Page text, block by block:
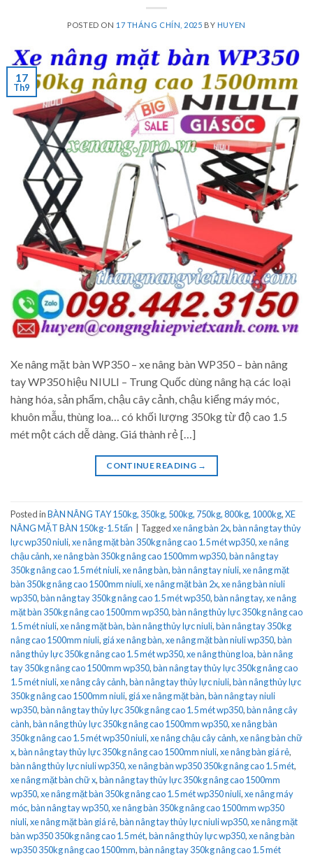
POSTED ON 17 THÁNG CHÍN, 2025 BY HUYEN
17
Th9
Xe nâng mặt bàn WP350 – xe nâng bàn WP350 – bàn nâng
tay WP350 hiệu NIULI – Trung Quốc dùng nâng hạ các loại
hàng hóa, sản phẩm, chậu cây cảnh, chậu kiểng máy móc,
khuôn mẫu, thùng loa… có khối lượng 350kg từ độ cao 1.5
mét một cách dễ dàng. Giá thành rẻ […]
CONTINUE READING →
Posted inBÀN NÂNG TAY 150kg, 350kg, 500kg, 750kg, 800kg, 1000kg,XE
NÂNG MẶT BÀN 150kg-1.5 tấn
Taggedxe nâng bàn 2x,bàn nâng tay thủy
lực wp350 niuli,xe nâng mặt bàn 350kg nâng cao 1.5 mét wp350,xe nâng
chậu cảnh,xe nâng bàn 350kg nâng cao 1500mm wp350,bàn nâng tay
350kg nâng cao 1.5 mét niuli,xe nâng bàn,bàn nâng tay niuli,xe nâng mặt
bàn 350kg nâng cao 1500mm niuli,xe nâng mặt bàn 2x,xe nâng bàn niuli
wp350,bàn nâng tay 350kg nâng cao 1.5 mét wp350,bàn nâng tay,xe nâng
mặt bàn 350kg nâng cao 1500mm wp350,bàn nâng thủy lực 350kg nâng cao
1.5 mét niuli,xe nâng mặt bàn,bàn nâng thủy lực niuli,bàn nâng tay 350kg
nâng cao 1500mm niuli, giá xe nâng bàn,xe nâng mặt bàn niuli wp350,bàn
nâng thủy lực 350kg nâng cao 1.5 mét wp350,xe nâng thùng loa,bàn nâng
tay 350kg nâng cao 1500mm wp350,bàn nâng tay thủy lực 350kg nâng cao
1.5 mét niuli,xe nâng cây cảnh,bàn nâng tay thủy lực niuli,bàn nâng thủy lực
350kg nâng cao 1500mm niuli, giá xe nâng mặt bàn,bàn nâng tay niuli
wp350,bàn nâng tay thủy lực 350kg nâng cao 1.5 mét wp350,bàn nâng cây
cành,bàn nâng thủy lực 350kg nâng cao 1500mm wp350,xe nâng bàn
350kg nâng cao 1.5 mét wp350 niuli,xe nâng chậu cây cảnh,xe nâng bàn chữ
x,bàn nâng tay thủy lực 350kg nâng cao 1500mm niuli,xe nâng bàn giá rẻ,
bàn nâng thủy lực niuli wp350,xe nâng bàn wp350 350kg nâng cao 1.5 mét,
xe nâng mặt bàn chữ x,bàn nâng tay thủy lực 350kg nâng cao 1500mm
wp350,xe nâng mặt bàn 350kg nâng cao 1.5 mét wp350 niuli,xe nâng máy
móc,bàn nâng tay wp350,xe nâng bàn 350kg nâng cao 1500mm wp350
niuli,xe nâng mặt bàn giá rẻ,bàn nâng tay thủy lực niuli wp350,xe nâng mặt
bàn wp350 350kg nâng cao 1.5 mét,bàn nâng thủy lực wp350,xe nâng bàn
wp350 350kg nâng cao 1500mm,bàn nâng tay 350kg nâng cao 1.5 mét